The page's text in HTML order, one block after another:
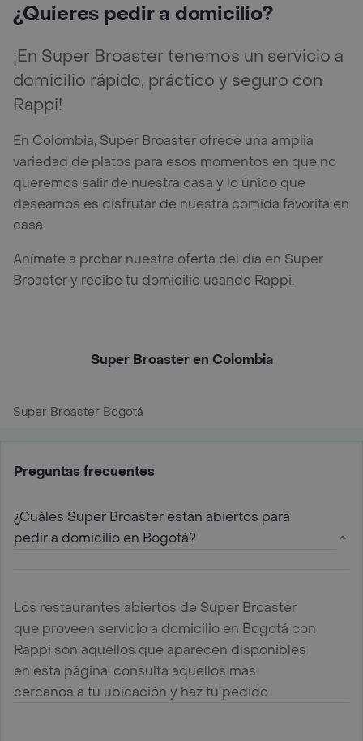
¿Quieres pedir a domicilio?
¡En Super Broaster tenemos un servicio a
domicilio rápido, práctico y seguro con
Rappi!
En Colombia, Super Broaster ofrece una amplia
variedad de platos para esos momentos en que no
queremos salir de nuestra casa y lo único que
deseamos es disfrutar de nuestra comida favorita en
casa.
Anímate a probar nuestra oferta del día en Super
Broaster y recibe tu domicilio usando Rappi.
Super Broaster en Colombia
Super Broaster Bogotá
Preguntas frecuentes
¿Cuáles Super Broaster estan abiertos para
pedir a domicilio en Bogotá?
Los restaurantes abiertos de Super Broaster
que proveen servicio a domicilio en Bogotá con
Rappi son aquellos que aparecen disponibles
en esta página, consulta aquellos mas
cercanos a tu ubicación y haz tu pedido